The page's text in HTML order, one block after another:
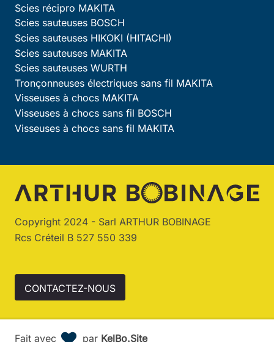
Scies récipro MAKITA
Scies sauteuses BOSCH
Scies sauteuses HIKOKI (HITACHI)
Scies sauteuses MAKITA
Scies sauteuses WURTH
Tronçonneuses électriques sans fil MAKITA
Visseuses à chocs MAKITA
Visseuses à chocs sans fil BOSCH
Visseuses à chocs sans fil MAKITA
Copyright 2024 - Sarl ARTHUR BOBINAGE
Rcs Créteil B 527 550 339
CONTACTEZ-NOUS
Fait avec par KelBo.Site